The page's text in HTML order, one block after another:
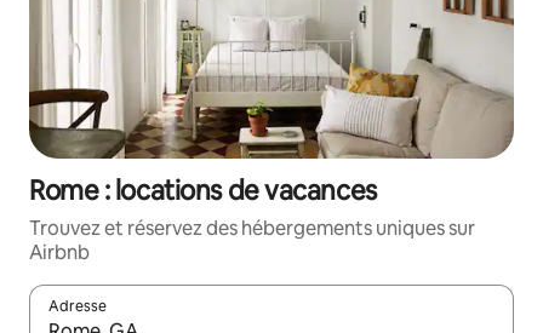
Rome : locations de vacances
Trouvez et réservez des hébergements uniques sur
Airbnb
Adresse
Lorsque les résultats s'affichent, utilisez les flèches vers le